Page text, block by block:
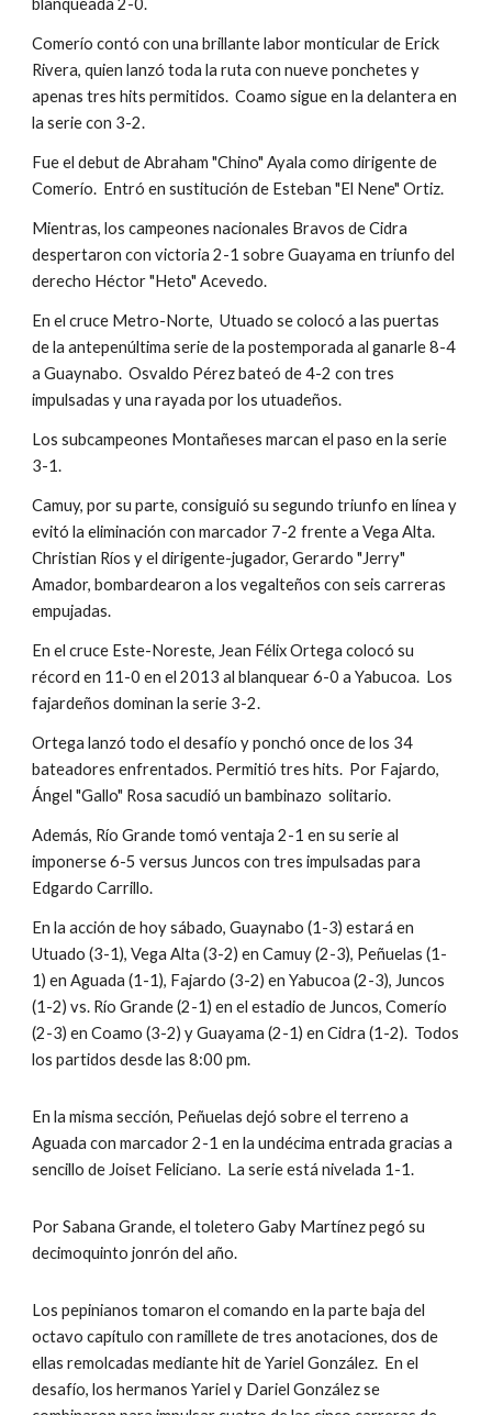
blanqueada 2-0.
Comerío contó con una brillante labor monticular de Erick
Rivera, quien lanzó toda la ruta con nueve ponchetes y
apenas tres hits permitidos.  Coamo sigue en la delantera en
la serie con 3-2.
Fue el debut de Abraham "Chino" Ayala como dirigente de
Comerío.  Entró en sustitución de Esteban "El Nene" Ortiz.
Mientras, los campeones nacionales Bravos de Cidra
despertaron con victoria 2-1 sobre Guayama en triunfo del
derecho Héctor "Heto" Acevedo.
En el cruce Metro-Norte,  Utuado se colocó a las puertas
de la antepenúltima serie de la postemporada al ganarle 8-4
a Guaynabo.  Osvaldo Pérez bateó de 4-2 con tres
impulsadas y una rayada por los utuadeños.
Los subcampeones Montañeses marcan el paso en la serie
3-1.
Camuy, por su parte, consiguió su segundo triunfo en línea y
evitó la eliminación con marcador 7-2 frente a Vega Alta.
Christian Ríos y el dirigente-jugador, Gerardo "Jerry"
Amador, bombardearon a los vegalteños con seis carreras
empujadas.
En el cruce Este-Noreste, Jean Félix Ortega colocó su
récord en 11-0 en el 2013 al blanquear 6-0 a Yabucoa.  Los
fajardeños dominan la serie 3-2.
Ortega lanzó todo el desafío y ponchó once de los 34
bateadores enfrentados. Permitió tres hits.  Por Fajardo,
Ángel "Gallo" Rosa sacudió un bambinazo  solitario.
Además, Río Grande tomó ventaja 2-1 en su serie al
imponerse 6-5 versus Juncos con tres impulsadas para
Edgardo Carrillo.
En la acción de hoy sábado, Guaynabo (1-3) estará en
Utuado (3-1), Vega Alta (3-2) en Camuy (2-3), Peñuelas (1-
1) en Aguada (1-1), Fajardo (3-2) en Yabucoa (2-3), Juncos
(1-2) vs. Río Grande (2-1) en el estadio de Juncos, Comerío
(2-3) en Coamo (3-2) y Guayama (2-1) en Cidra (1-2).  Todos
los partidos desde las 8:00 pm.
En la misma sección, Peñuelas dejó sobre el terreno a
Aguada con marcador 2-1 en la undécima entrada gracias a
sencillo de Joiset Feliciano.  La serie está nivelada 1-1.
Por Sabana Grande, el toletero Gaby Martínez pegó su
decimoquinto jonrón del año.
Los pepinianos tomaron el comando en la parte baja del
octavo capítulo con ramillete de tres anotaciones, dos de
ellas remolcadas mediante hit de Yariel González.  En el
desafío, los hermanos Yariel y Dariel González se